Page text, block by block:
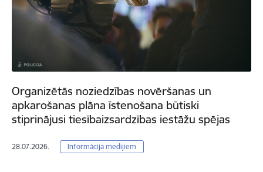
Organizētās noziedzības novēršanas un
apkarošanas plāna īstenošana būtiski
stiprinājusi tiesībaizsardzības iestāžu spējas
28.07.2026. Informācija medijiem